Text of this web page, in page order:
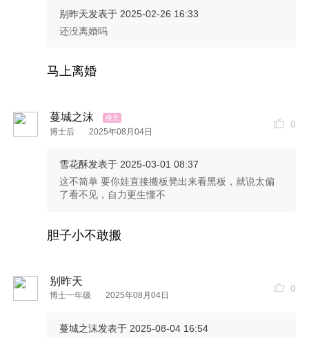
别昨天发表于 2025-02-26 16:33
还没离婚吗
马上离婚
蔓城之沫
博士后 2025年08月04日
0
雪花酥发表于 2025-03-01 08:37
这不简单 要你娃直接搬板凳出来看黑板，就说太偏
了看不见，自力更生懂不
胆子小不敢搬
别昨天
博士一年级 2025年08月04日
0
蔓城之沫发表于 2025-08-04 16:54